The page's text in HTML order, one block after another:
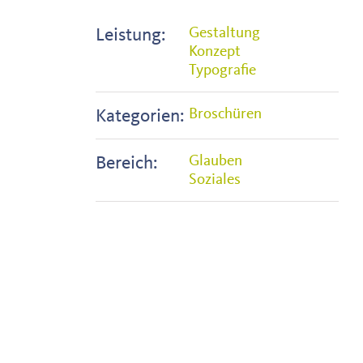
Leistung:
Gestaltung
Konzept
Typografie
Kategorien: Broschüren
Bereich:
Glauben
Soziales